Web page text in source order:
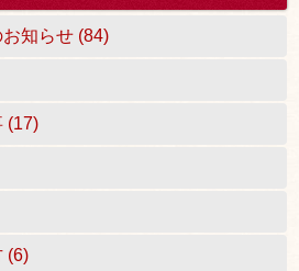
知らせ (84)
(17)
(6)